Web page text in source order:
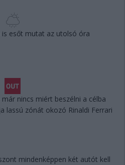
esőt mutat az utolsó óra
már nincs miért beszélni a célba
lassú zónát okozó Rinaldi Ferrari
mindenképpen két autót kell